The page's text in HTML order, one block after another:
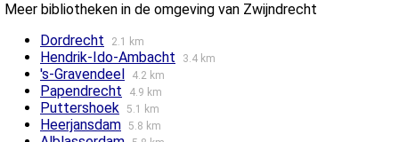
Meer bibliotheken in de omgeving van Zwijndrecht
Dordrecht
2.1 km
Hendrik-Ido-Ambacht 3.4 km
's-Gravendeel 4.2 km
Papendrecht 4.9 km
Puttershoek 5.1 km
Heerjansdam 5.8 km